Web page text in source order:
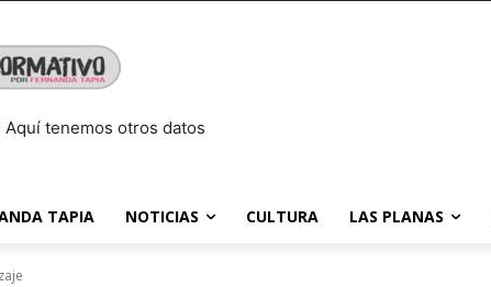
tenemos otros datos
TAPIA NOTICIAS CULTURA LAS PLANAS